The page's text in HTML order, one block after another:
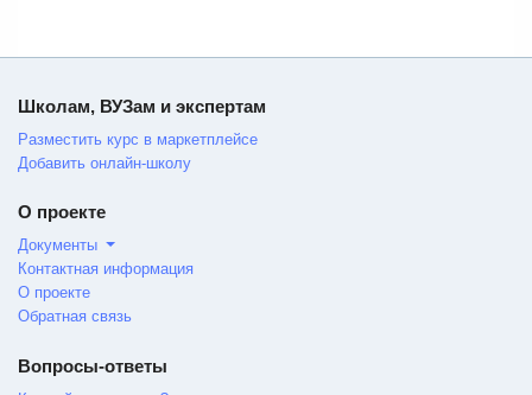
Школам, ВУЗам и экспертам
Разместить курс в маркетплейсе
Добавить онлайн-школу
О проекте
Документы
Контактная информация
О проекте
Обратная связь
Вопросы-ответы